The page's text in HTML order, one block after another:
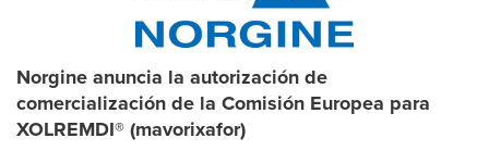
Norgine anuncia la autorización de
comercialización de la Comisión Europea para
XOLREMDI® (mavorixafor)